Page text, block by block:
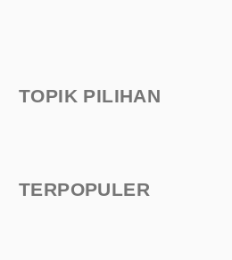
TOPIK PILIHAN
TERPOPULER